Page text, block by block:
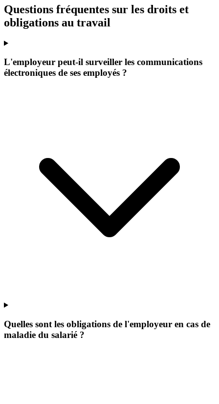
Questions fréquentes sur les droits et
obligations au travail
L'employeur peut-il surveiller les communications
électroniques de ses employés ?
Quelles sont les obligations de l'employeur en cas de
maladie du salarié ?